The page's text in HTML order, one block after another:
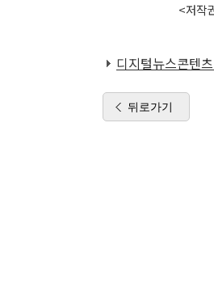
<저작
디지털뉴스콘텐
뒤로가기